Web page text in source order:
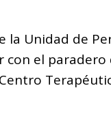
la Unidad de
el